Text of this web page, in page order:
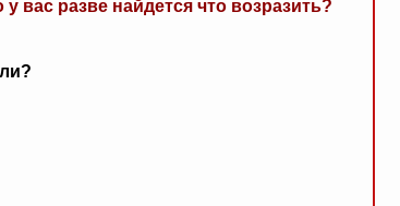
вас разве найдется что возразить?